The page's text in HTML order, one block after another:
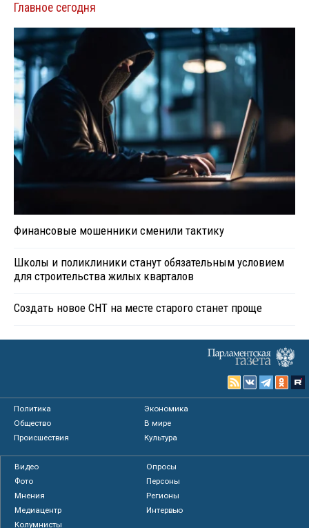
Главное сегодня
Финансовые мошенники сменили тактику
Школы и поликлиники станут обязательным условием
для строительства жилых кварталов
Создать новое СНТ на месте старого станет проще
Политика
Экономика
Общество
В мире
Происшествия
Культура
Видео
Опросы
Фото
Персоны
Мнения
Регионы
Медиацентр
Интервью
Колумнисты